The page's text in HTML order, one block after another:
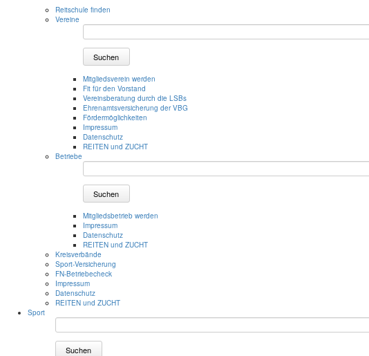
Reitschule finden
Vereine
Suchen
Mitgliedsverein werden
Fit für den Vorstand
Vereinsberatung durch die LSBs
Ehrenamtsversicherung der VBG
Fördermöglichkeiten
Impressum
Datenschutz
REITEN und ZUCHT
Betriebe
Suchen
Mitgliedsbetrieb werden
Impressum
Datenschutz
REITEN und ZUCHT
Kreisverbände
Sport-Versicherung
FN-Betriebecheck
Impressum
Datenschutz
REITEN und ZUCHT
Sport
Suchen